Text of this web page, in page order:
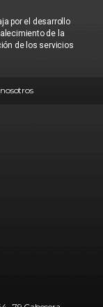
por el desarrollo
de la
de los servicios